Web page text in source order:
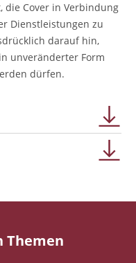
die Cover in Verbindung
Dienstleistungen zu
darauf hin,
unveränderter Form
dürfen.
Themen